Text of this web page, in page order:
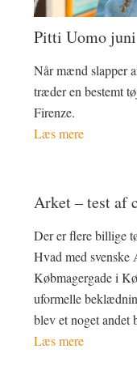
Pitti Uomo
Når mænd slapper
træder en bestemt
Firenze.
Læs mere
Arket – test af
Der er flere billige
Hvad med svenske
Købmagergade i
uformelle
blev et noget andet
Læs mere